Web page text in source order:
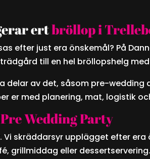
ertbröllop i
efter just era önskemål? På
till en hel bröllopshelg
delar av det, såsom pre-wedding
er med planering, mat, logistik
Pre Wedding Party
skräddarsyr upplägget efter
grillmiddag eller dessertservering.